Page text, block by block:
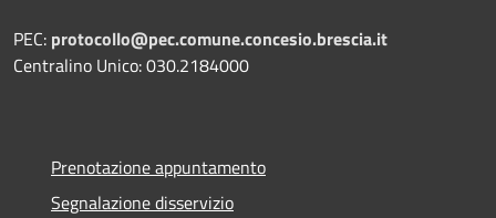
PEC: protocollo@pec.comune.concesio.brescia.it
Centralino Unico: 030.2184000
Prenotazione appuntamento
Segnalazione disservizio